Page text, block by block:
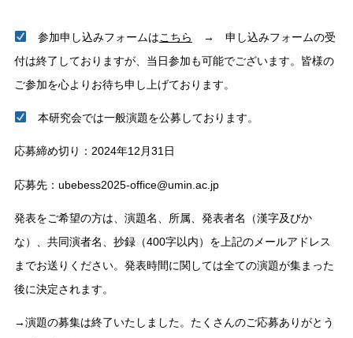
参加申し込みフォームはこちら
→ 申し込みフォームの受
付は終了しておりますが、当日参加も可能でございます。皆様の
ご参加を心よりお待ち申し上げております。
本研究会では一般演題を公募しております。
応募締め切り：2024年12月31日
応募先：ubebess2025-office@umin.ac.jp
発表をご希望の方は、演題名、所属、発表者名（漢字及びか
な）、共同演者名、抄録（400字以内）を上記のメールアドレス
までお送りください。発表時間に関しては全ての演題が集まった
後に決定されます。
→演題の募集は終了いたしました。たくさんのご応募ありがとう